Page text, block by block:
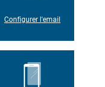
Configurer l'email